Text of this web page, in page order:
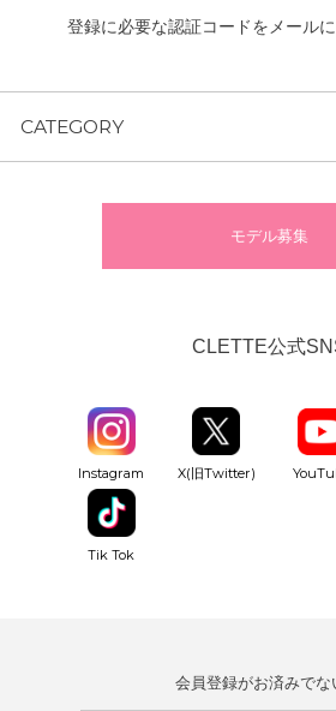
登録に必要な認証コードをメールに
CATEGORY
モデル募集
CLETTE公式
Instagram X(旧Twitter)
Tik Tok
会員登録がお済みでな